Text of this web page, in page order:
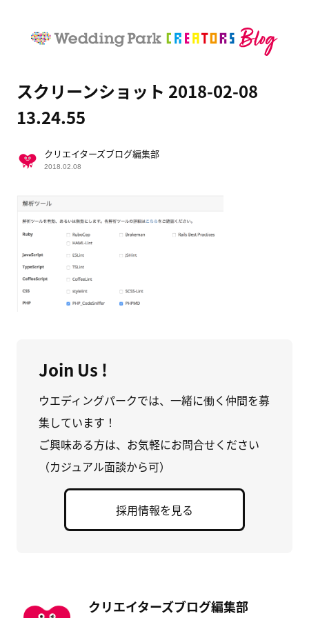
スクリーンショット 2018-02-08
13.24.55
クリエイターズブログ編集部
2018.02.08
Join Us !
ウエディングパークでは、一緒に働く仲間を募
集しています！
ご興味ある方は、お気軽にお問合せください
（カジュアル面談から可）
採用情報を見る
クリエイターズブログ編集部